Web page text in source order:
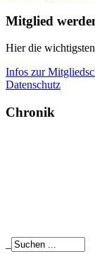
Mitglied
Hier die wichtigsten
Infos zur
Datenschutz
Chronik